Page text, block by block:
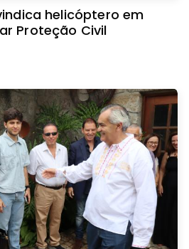
helicóptero em
Proteção Civil